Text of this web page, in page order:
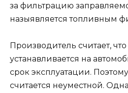
за фильтрацию
назыявляется топливным
Производитель считает,
устанавливается на
срок эксплуатации.
считается неуместной.